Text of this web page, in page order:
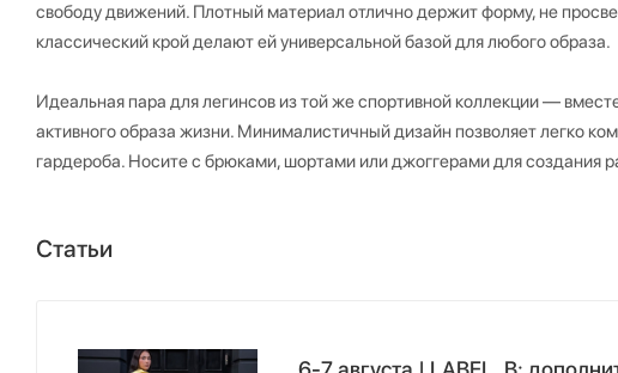
свободу движений. Плотный материал отлично держит форму, не
классический крой делают ей универсальной базой для любого образа.
Идеальная пара для легинсов из той же спортивной коллекции —
активного образа жизни. Минималистичный дизайн позволяет легко
гардероба. Носите с брюками, шортами или джоггерами для создания
Статьи